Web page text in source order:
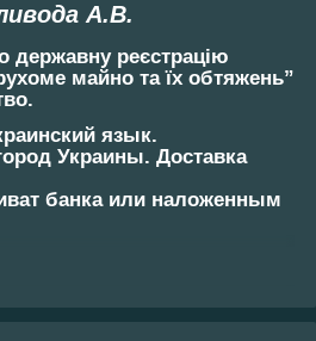
А.В.
державну реєстрацію
майно та їх обтяжень”
язык.
Украины. Доставка
банка или наложенным